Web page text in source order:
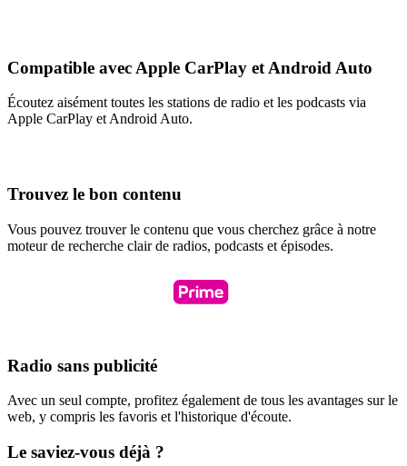
Compatible avec Apple CarPlay et Android Auto
Écoutez aisément toutes les stations de radio et les podcasts via
Apple CarPlay et Android Auto.
Trouvez le bon contenu
Vous pouvez trouver le contenu que vous cherchez grâce à notre
moteur de recherche clair de radios, podcasts et épisodes.
Radio sans publicité
Avec un seul compte, profitez également de tous les avantages sur le
web, y compris les favoris et l'historique d'écoute.
Le saviez-vous déjà ?